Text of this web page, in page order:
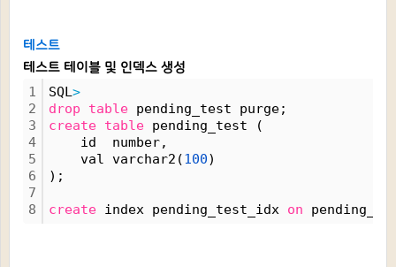
테스트
테스트 테이블 및 인덱스 생성
1
2
3
4
5
6
7
8
SQL>
drop
table pending_test purge;
create table pending_test (
id  number,
val varchar2(100)
);
create index pending_test_idx on